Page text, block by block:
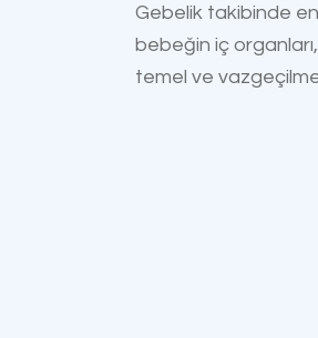
Gebelik takibinde
bebeğin iç
temel ve